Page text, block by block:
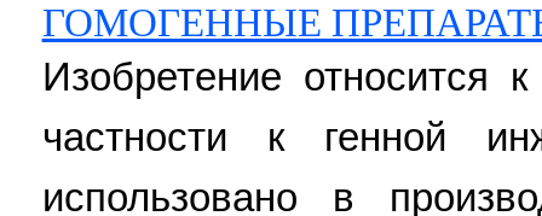
ГОМОГЕННЫЕ
Изобретение относится
частности к генной
использовано в